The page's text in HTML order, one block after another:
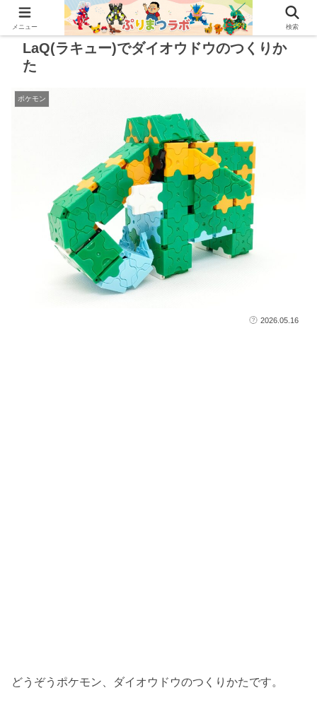
LaQ(ラキュー)でダイオウドウのつくりか
た
ポケモン
2026.05.16
どうぞうポケモン、ダイオウドウのつくりかたです。
メニュー 検索